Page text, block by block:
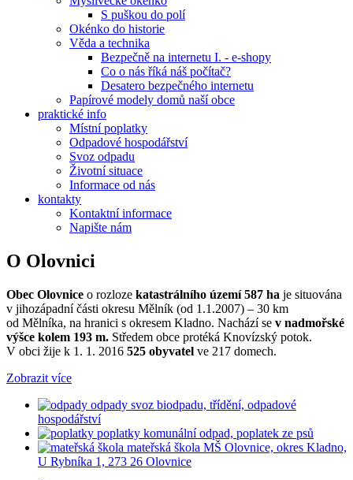
S puškou do polí
Okénko do historie
Věda a technika
Bezpečně na internetu I. - e-shopy
Co o nás říká náš počítač?
Desatero bezpečného internetu
Papírové modely domů naší obce
praktické info
Místní poplatky
Odpadové hospodářství
Svoz odpadu
Životní situace
Informace od nás
kontakty
Kontaktní informace
Napište nám
O Olovnici
Obec Olovnice o rozloze katastrálního území 587 ha je situována
v jihozápadní části okresu Mělník (od 1.1.2007) – 30 km
od Mělníka, na hranici s okresem Kladno. Nachází se v nadmořské
výšce kolem 193 m. Středem obce protéká Knovízský potok.
V obci žije k 1. 1. 2016 525 obyvatel ve 217 domech.
Zobrazit více
odpady svoz biodpadu, třídění, odpadové
hospodářství
poplatky komunální odpad, poplatek ze psů
mateřská škola MŠ Olovnice, okres Kladno,
U Rybníka 1, 273 26 Olovnice